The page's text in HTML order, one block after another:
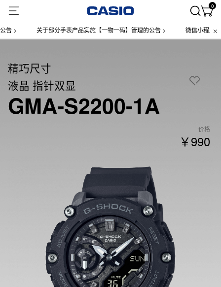
0
关于部分手表产品实施【一物一码】管理的公告 > 微信小程序上线售
精巧尺寸
液晶 指针双显
GMA-S2200-1A
价格
￥990